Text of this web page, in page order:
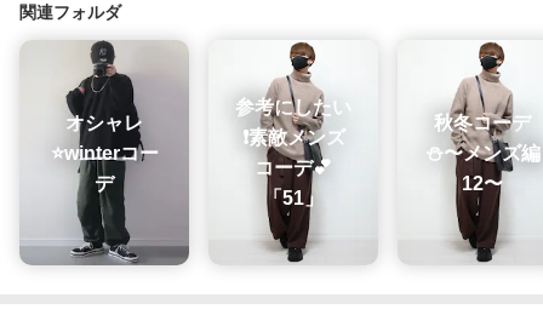
関連フォルダ
オシャレ
⭐️winterコー
デ
参考にしたい
❗素敵メンズ
コーデ💕
「51」
秋冬コーデ
⛄️〜メンズ編
12〜